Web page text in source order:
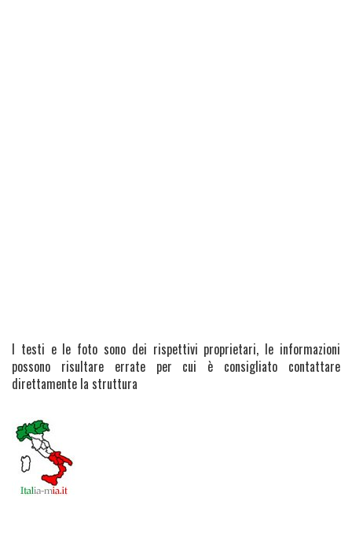
I testi e le foto sono dei rispettivi proprietari, le informazioni
possono risultare errate per cui è consigliato contattare
direttamente la struttura